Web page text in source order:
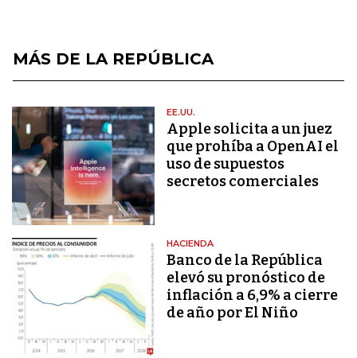
MÁS DE LA REPÚBLICA
EE.UU.
Apple solicita a un juez
que prohíba a OpenAI el
uso de supuestos
secretos comerciales
HACIENDA
Banco de la República
elevó su pronóstico de
inflación a 6,9% a cierre
de año por El Niño